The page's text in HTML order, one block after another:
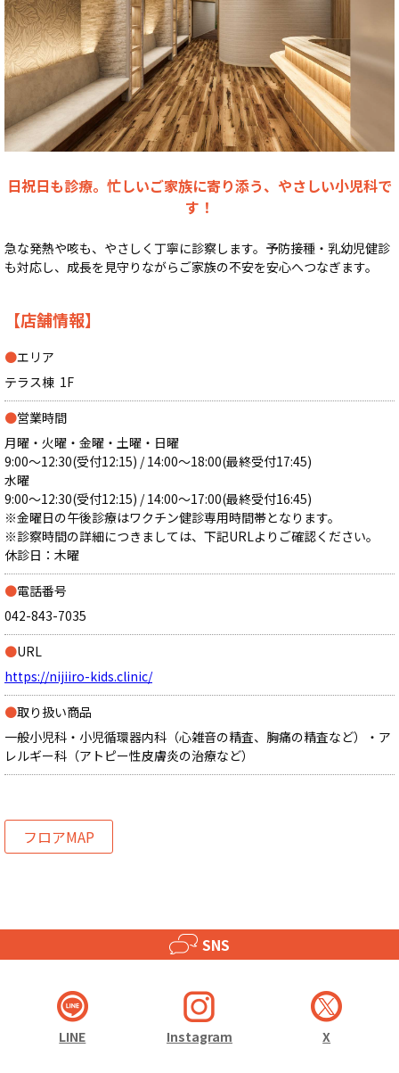
日祝日も診療。忙しいご家族に寄り添う、やさしい小児科で
す！
急な発熱や咳も、やさしく丁寧に診察します。予防接種・乳幼児健診
も対応し、成長を見守りながらご家族の不安を安心へつなぎます。
【店舗情報】
●エリア
テラス棟 1F
●営業時間
月曜・火曜・金曜・土曜・日曜
9:00～12:30(受付12:15) / 14:00～18:00(最終受付17:45)
水曜
9:00～12:30(受付12:15) / 14:00～17:00(最終受付16:45)
※金曜日の午後診療はワクチン健診専用時間帯となります。
※診察時間の詳細につきましては、下記URLよりご確認ください。
休診日：木曜
●電話番号
042-843-7035
●URL
https://nijiiro-kids.clinic/
●取り扱い商品
一般小児科・小児循環器内科（心雑音の精査、胸痛の精査など）・ア
レルギー科（アトピー性皮膚炎の治療など）
フロアMAP
SNS
LINE Instagram X